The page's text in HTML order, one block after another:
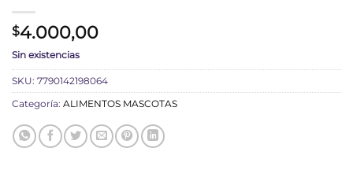
$4.000,00
Sin existencias
SKU: 7790142198064
Categoría: ALIMENTOS MASCOTAS